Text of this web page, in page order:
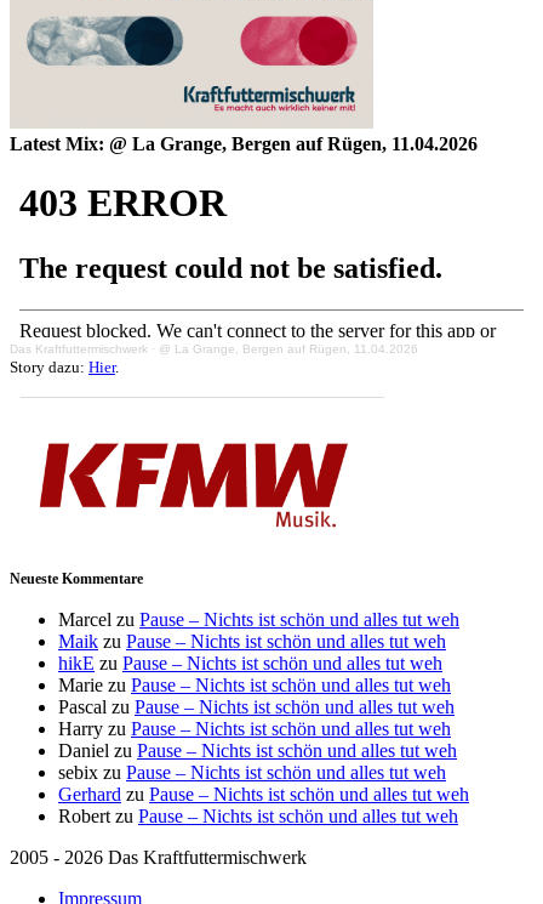
Latest Mix: @ La Grange, Bergen auf Rügen, 11.04.2026
Das Kraftfuttermischwerk · @ La Grange, Bergen auf Rügen, 11.04.2026
Story dazu: Hier.
Neueste Kommentare
Marcel zu Pause – Nichts ist schön und alles tut weh
Maik zu Pause – Nichts ist schön und alles tut weh
hikE zu Pause – Nichts ist schön und alles tut weh
Marie zu Pause – Nichts ist schön und alles tut weh
Pascal zu Pause – Nichts ist schön und alles tut weh
Harry zu Pause – Nichts ist schön und alles tut weh
Daniel zu Pause – Nichts ist schön und alles tut weh
sebix zu Pause – Nichts ist schön und alles tut weh
Gerhard zu Pause – Nichts ist schön und alles tut weh
Robert zu Pause – Nichts ist schön und alles tut weh
2005 - 2026 Das Kraftfuttermischwerk
Impressum